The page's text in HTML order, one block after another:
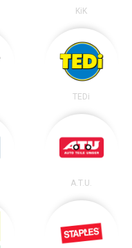
KiK
TEDi
A.T.U.